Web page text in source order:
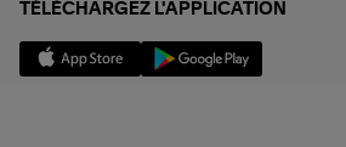
TÉLÉCHARGEZ L'APPLICATION